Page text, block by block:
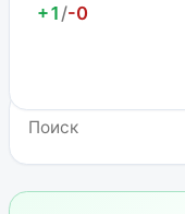
+1 /-0